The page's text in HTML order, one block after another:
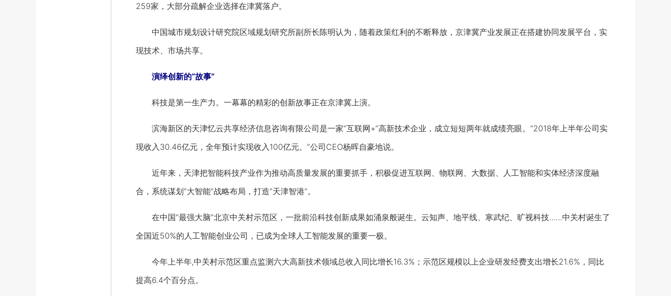
259家，大部分疏解企业选择在津冀落户。
中国城市规划设计研究院区域规划研究所副所长陈明认为，随着政策红利的不断释放，京津冀产业发展正在搭建协同发展平台，实
现技术、市场共享。
演绎创新的“故事”
科技是第一生产力。一幕幕的精彩的创新故事正在京津冀上演。
滨海新区的天津忆云共享经济信息咨询有限公司是一家“互联网+”高新技术企业，成立短短两年就成绩亮眼。“2018年上半年公司实
现收入30.46亿元，全年预计实现收入100亿元。”公司CEO杨晖自豪地说。
近年来，天津把智能科技产业作为推动高质量发展的重要抓手，积极促进互联网、物联网、大数据、人工智能和实体经济深度融
合，系统谋划“大智能”战略布局，打造“天津智港”。
在中国“最强大脑”北京中关村示范区，一批前沿科技创新成果如涌泉般诞生。云知声、地平线、寒武纪、旷视科技……中关村诞生了
全国近50%的人工智能创业公司，已成为全球人工智能发展的重要一极。
今年上半年,中关村示范区重点监测六大高新技术领域总收入同比增长16.3%；示范区规模以上企业研发经费支出增长21.6%，同比
提高6.4个百分点。